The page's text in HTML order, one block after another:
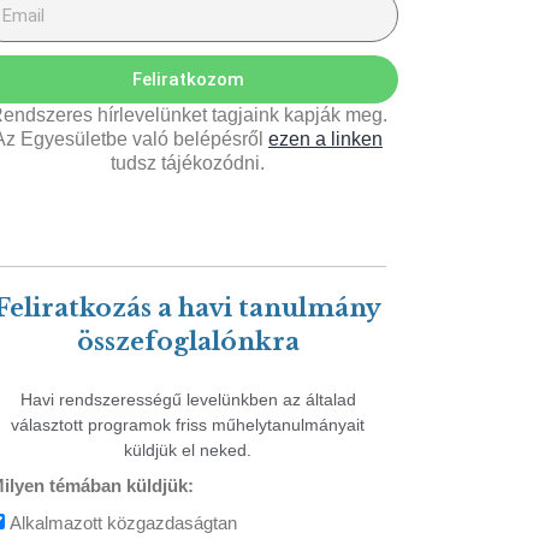
Feliratkozom
hírlevelünket tagjaink kapják meg.
Egyesületbe való belépésről ezen a linken
tudsz tájékozódni.
a havi tanulmány
összefoglalónkra
Havi rendszerességű levelünkben az általad
választott programok friss műhelytanulmányait
küldjük el neked.
témában küldjük:
Alkalmazott közgazdaságtan